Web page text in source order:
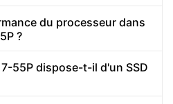
du processeur dans
?
55P dispose-t-il d'un SSD